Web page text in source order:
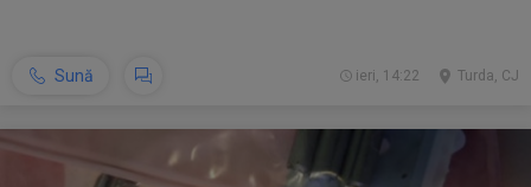
Sună Turda, CJ
ieri, 14:22